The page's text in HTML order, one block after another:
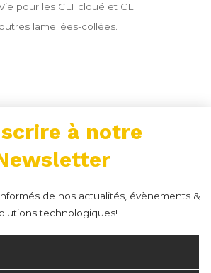
pour les CLT cloué et CLT
lamellées-collées.
à notre
de nos actualités, évènements &
technologiques!